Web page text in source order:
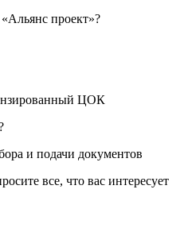
проект»?
ЦОК
и подачи документов
все, что вас интересует